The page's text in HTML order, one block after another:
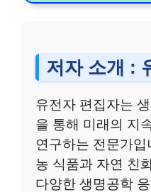
저자 소개 :
유전자 편집자는
을 통해 미래의 지
연구하는 전문가입
농 식품과 자연 친
다양한 생명공학